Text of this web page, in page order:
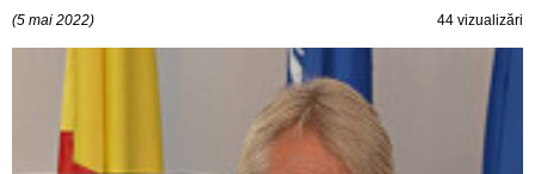
(5 mai 2022) 44 vizualizări